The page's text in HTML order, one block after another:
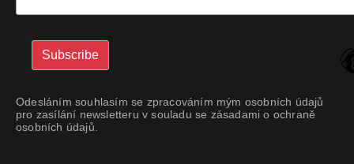
Odesláním souhlasím se zpracováním mým osobních údajů
pro zasílání newsletteru v souladu se zásadami o ochraně
osobních údajů.